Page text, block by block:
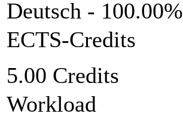
Deutsch - 100.00%
ECTS-Credits
5.00 Credits
Workload